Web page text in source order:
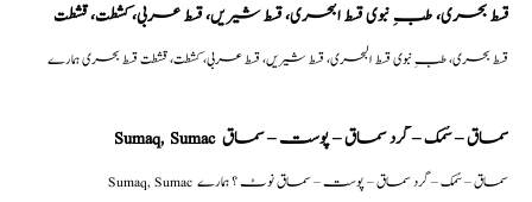
قسط بحری، طبِ نبوی قسط البحری، قسط شیریں، قسط عربی، كشطت، قشطت
قسط بحری، طبِ نبوی قسط البحری، قسط شیریں، قسط عربی، كشطت، قشطت قسط بحری ہمارے
Sumaq, Sumac سماق – سُمک – گرد سماق – پوست – سماق
Sumaq, Sumac سماق – سُمک – گرد سماق – پوست – سماق نوٹ ؟ ہمارے